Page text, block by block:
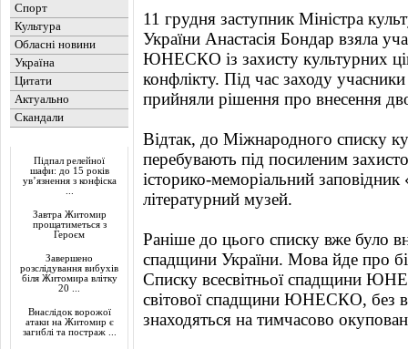
Спорт
Культура
Обласні новини
Україна
Цитати
Актуально
Скандали
Підпал релейної
шафи: до 15 років
ув’язнення з конфіска
Завтра Житомир
прощатиметься з
Героєм
Завершено
розслідування вибухів
біля Житомира влітку
20 ...
Внаслідок ворожої
атаки на Житомир є
загиблі та постраж ...
11 грудня заступник Міністра
України Анастасія Бондар взяла
ЮНЕСКО із захисту культурних
конфлікту. Під час заходу учасники
прийняли рішення про внесення
Відтак, до Міжнародного списку
перебувають під посиленим
історико-меморіальний
літературний музей.
Раніше до цього списку вже було
спадщини України. Мова йде про
Списку всесвітньої спадщини
світової спадщини ЮНЕСКО, без
знаходяться на тимчасово